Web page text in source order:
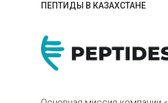
ПЕПТИДЫ В КАЗАХСТАНЕ